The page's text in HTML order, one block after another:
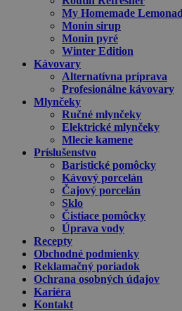
My Homemade
Monin sirup
Monin pyré
Winter Edition
Kávovary
Alternatívna príprava
Profesionálne kávovary
Mlynčeky
Ručné mlynčeky
Elektrické mlynčeky
Mlecie kamene
Príslušenstvo
Baristické pomôcky
Kávový porcelán
Čajový porcelán
Sklo
Čistiace pomôcky
Úprava vody
Recepty
Obchodné podmienky
Reklamačný poriadok
Ochrana osobných údajov
Kariéra
Kontakt